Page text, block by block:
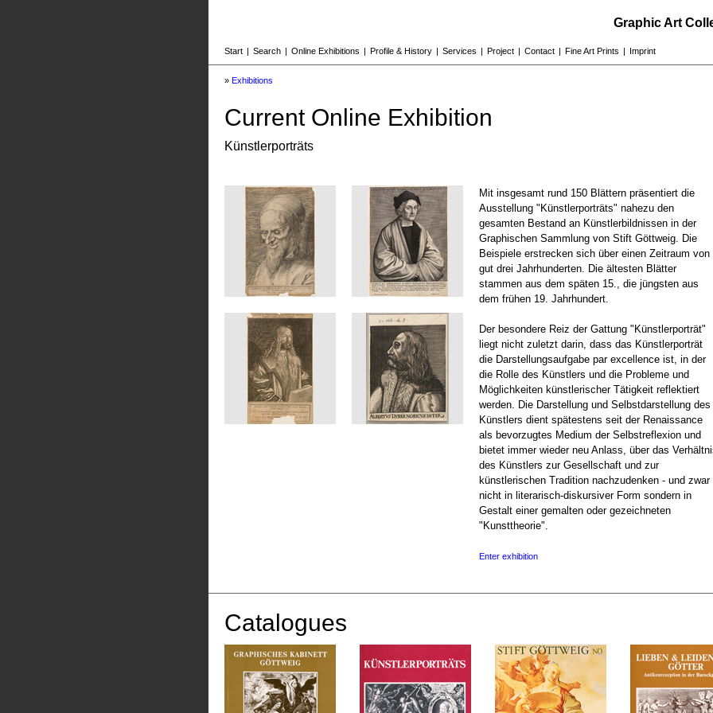
Graphic Art
Start | Search | Online Exhibitions | Profile & History | Services | Project | Contact | Fine Art Prints | Imprint
» Exhibitions
Current Online Exhibition
Künstlerporträts
Mit insgesamt rund 150 Blättern präsentiert die
Ausstellung "Künstlerporträts" nahezu den
gesamten Bestand an Künstlerbildnissen in der
Graphischen Sammlung von Stift Göttweig. Die
Beispiele erstrecken sich über einen Zeitraum von
gut drei Jahrhunderten. Die ältesten Blätter
stammen aus dem späten 15., die jüngsten aus
dem frühen 19. Jahrhundert.
Der besondere Reiz der Gattung "Künstlerporträt"
liegt nicht zuletzt darin, dass das Künstlerporträt
die Darstellungsaufgabe par excellence ist, in der
die Rolle des Künstlers und die Probleme und
Möglichkeiten künstlerischer Tätigkeit reflektiert
werden. Die Darstellung und Selbstdarstellung des
Künstlers dient spätestens seit der Renaissance
als bevorzugtes Medium der Selbstreflexion und
bietet immer wieder neu Anlass, über das
des Künstlers zur Gesellschaft und zur
künstlerischen Tradition nachzudenken - und zwar
nicht in literarisch-diskursiver Form sondern in
Gestalt einer gemalten oder gezeichneten
"Kunsttheorie".
Enter exhibition
Catalogues